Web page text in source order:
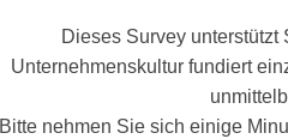
Dieses Survey unterstützt
Unternehmenskultur fundiert
Bitte nehmen Sie sich einige